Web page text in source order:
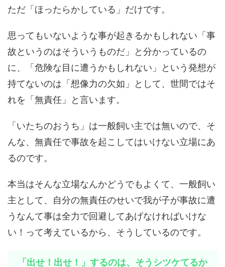
ただ「ほったらかしている」だけです。
思ってもいないような事が起きるかもしれない「事
故というのはそういうものだ」と分かっているの
に、「危険な目に遭うかもしれない」という発想が
持てないのは「想像力の欠如」として、世間ではそ
れを「無責任」と言います。
「いたちのおうち」は一般飼い主では無いので、そ
んな、無責任で事故を起こしてはいけない立場にあ
るのです。
本当はそんな立場なんかどうでもよくて、一般飼い
主として、自分の無責任のせいで我が子が事故に遭
うなんて事は全力で回避してあげなければいけな
い！って考えているから、そうしているのです。
「出せ！出せ！」するのは、そうシツケてるか